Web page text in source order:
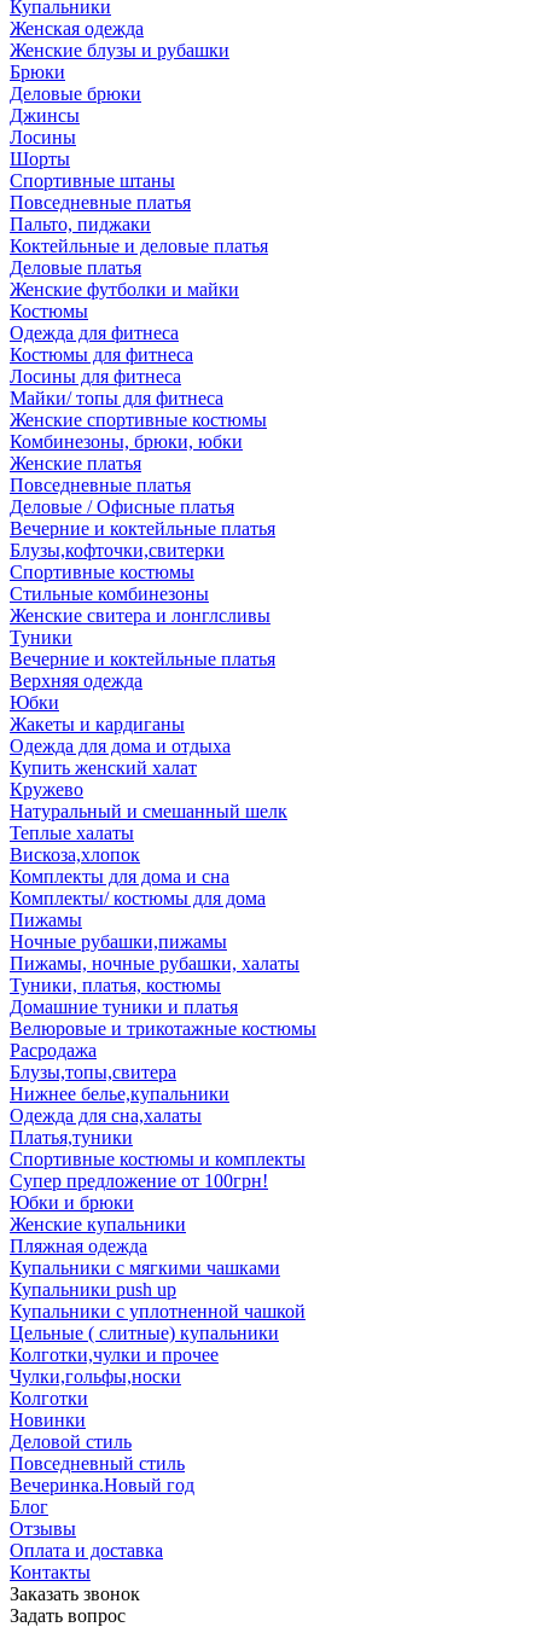
Купальники
Женская одежда
Женские блузы и рубашки
Брюки
Деловые брюки
Джинсы
Лосины
Шорты
Спортивные штаны
Повседневные платья
Пальто, пиджаки
Коктейльные и деловые платья
Деловые платья
Женские футболки и майки
Костюмы
Одежда для фитнеса
Костюмы для фитнеса
Лосины для фитнеса
Майки/ топы для фитнеса
Женские спортивные костюмы
Комбинезоны, брюки, юбки
Женские платья
Повседневные платья
Деловые / Офисные платья
Вечерние и коктейльные платья
Блузы,кофточки,свитерки
Спортивные костюмы
Стильные комбинезоны
Женские свитера и лонглсливы
Туники
Вечерние и коктейльные платья
Верхняя одежда
Юбки
Жакеты и кардиганы
Одежда для дома и отдыха
Купить женский халат
Кружево
Натуральный и смешанный шелк
Теплые халаты
Вискоза,хлопок
Комплекты для дома и сна
Комплекты/ костюмы для дома
Пижамы
Ночные рубашки,пижамы
Пижамы, ночные рубашки, халаты
Туники, платья, костюмы
Домашние туники и платья
Велюровые и трикотажные костюмы
Расродажа
Блузы,топы,свитера
Нижнее белье,купальники
Одежда для сна,халаты
Платья,туники
Спортивные костюмы и комплекты
Супер предложение от 100грн!
Юбки и брюки
Женские купальники
Пляжная одежда
Купальники с мягкими чашками
Купальники push up
Купальники с уплотненной чашкой
Цельные ( слитные) купальники
Колготки,чулки и прочее
Чулки,гольфы,носки
Колготки
Новинки
Деловой стиль
Повседневный стиль
Вечеринка.Новый год
Блог
Отзывы
Оплата и доставка
Контакты
Заказать звонок
Задать вопрос